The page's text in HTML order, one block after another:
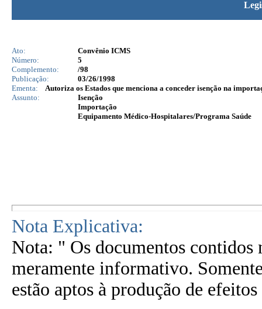
Ato:
Convênio ICMS
Número:
5
Complemento:
/98
Publicação:
03/26/1998
Ementa:
Autoriza os Estados que menciona a conceder isenção na
Assunto:
Isenção
Importação
Equipamento Médico-Hospitalares/Programa Saúde
Nota Explicativa:
Nota: " Os documentos contidos
meramente informativo.
estão aptos à produção de